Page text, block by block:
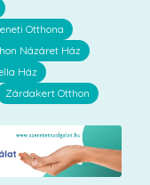
Otthona
Názáret Ház
Ház
Zárdakert Otthon